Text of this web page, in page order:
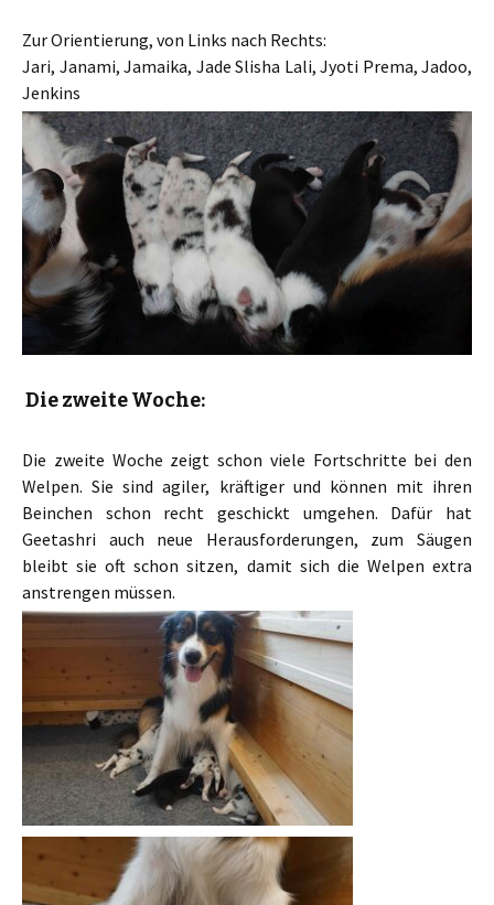
Zur Orientierung, von Links nach Rechts:
Jari, Janami, Jamaika, Jade Slisha Lali, Jyoti Prema, Jadoo,
Jenkins
Die zweite Woche:
Die zweite Woche zeigt schon viele Fortschritte bei den
Welpen. Sie sind agiler, kräftiger und können mit ihren
Beinchen schon recht geschickt umgehen. Dafür hat
Geetashri auch neue Herausforderungen, zum Säugen
bleibt sie oft schon sitzen, damit sich die Welpen extra
anstrengen müssen.